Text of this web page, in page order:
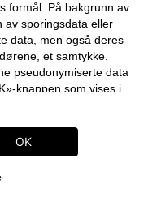
formål. På bakgrunn av
av sporingsdata eller
data, men også deres
et samtykke.
pseudonymiserte data
knappen som vises i
Ltd, Meta Platforms
Ltd, Pinterest Europe
informasjon om
OK